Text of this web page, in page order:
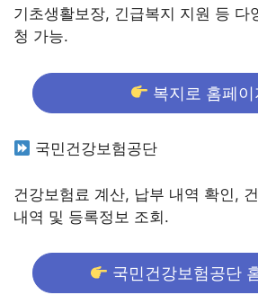
기초생활보장, 긴급복지 지원 등 다
청 가능.
복지로 홈페이
국민건강보험공단
건강보험료 계산, 납부 내역 확인,
내역 및 등록정보 조회.
국민건강보험공단